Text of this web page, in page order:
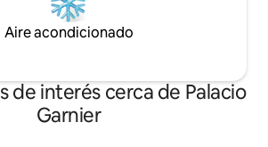
Aire acondicionado
de interés cerca de Palacio
Garnier